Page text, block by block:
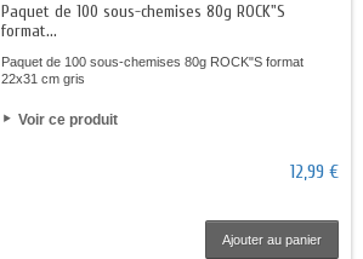
Paquet de 100 sous-chemises 80g ROCK"S
format...
Paquet de 100 sous-chemises 80g ROCK"S format
22x31 cm gris
Voir ce produit
12,99 €
Ajouter au panier